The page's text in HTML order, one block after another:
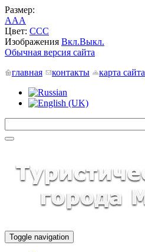
Размер:
AAA
Цвет: CCC
Изображения Вкл.Выкл.
Обычная версия сайта
главная
контакты карта сайта
Toggle navigation